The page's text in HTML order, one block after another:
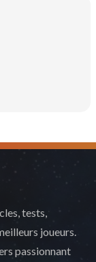
tests,
joueurs.
passionnant